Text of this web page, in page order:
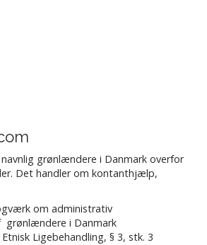
grønlændere i Danmark overfor
Det handler om kontanthjælp,
om administrativ
grønlændere i Danmark
Ligebehandling, § 3, stk. 3